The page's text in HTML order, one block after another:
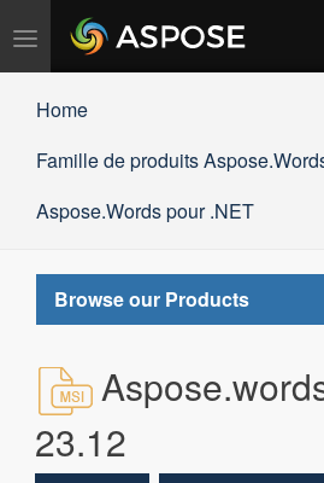
Basculer
Home
Famille de produits
Aspose.Words pour .NET
Browse our Products
23.12